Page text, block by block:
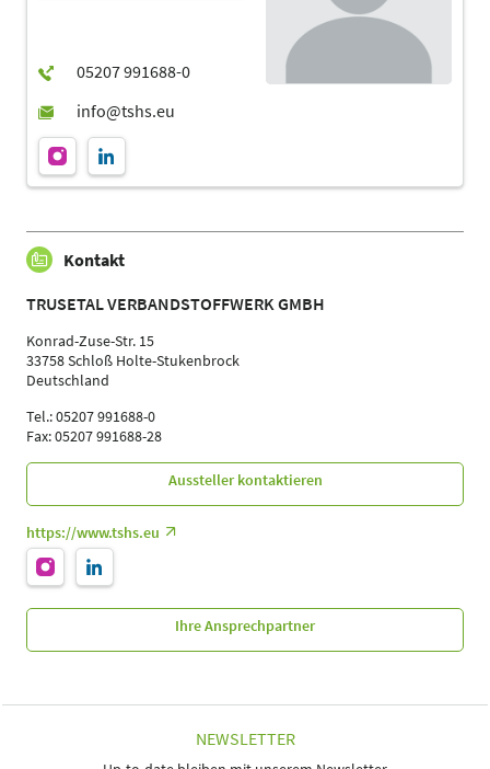
Kontakt
TRUSETAL VERBANDSTOFFWERK GMBH
Konrad-Zuse-Str. 15
33758 Schloß Holte-Stukenbrock
Deutschland
Tel.: 05207 991688-0
Fax: 05207 991688-28
Aussteller kontaktieren
https://www.tshs.eu
Ihre Ansprechpartner
NEWSLETTER